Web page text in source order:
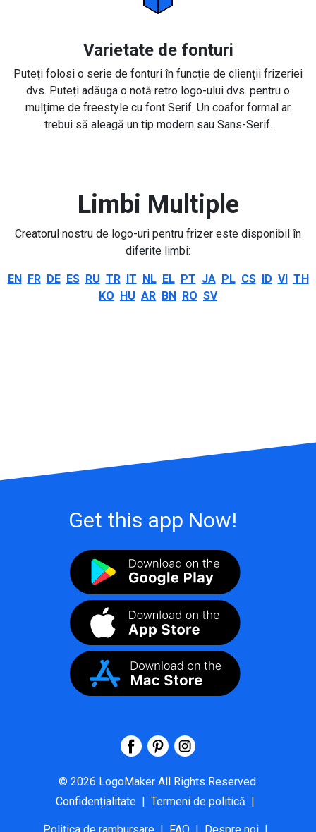
Varietate de fonturi
Puteți folosi o serie de fonturi în funcție de clienții frizeriei
dvs. Puteți adăuga o notă retro logo-ului dvs. pentru o
mulțime de freestyle cu font Serif. Un coafor formal ar
trebui să aleagă un tip modern sau Sans-Serif.
Limbi Multiple
Creatorul nostru de logo-uri pentru frizer este disponibil în
diferite limbi:
EN FR DE ES RU TR IT NL EL PT JA PL CS ID VI TH
KO HU AR BN RO SV
Get this app Now!
© 2026 LogoMaker All Rights Reserved.
Confidențialitate | Termeni de politică |